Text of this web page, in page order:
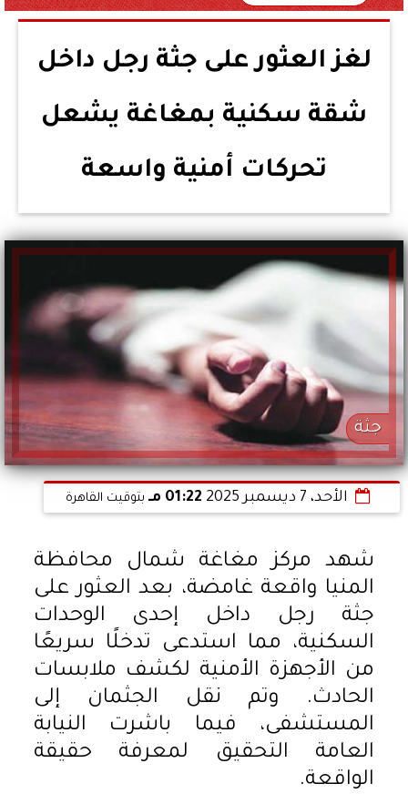
لغز العثور على جثة رجل داخل
شقة سكنية بمغاغة يشعل
تحركات أمنية واسعة
جثة
الأحد، 7 ديسمبر 2025 01:22 مـ بتوقيت القاهرة
شهد مركز مغاغة شمال محافظة
المنيا واقعة غامضة، بعد العثور على
جثة رجل داخل إحدى الوحدات
السكنية، مما استدعى تدخلًا سريعًا
من الأجهزة الأمنية لكشف ملابسات
الحادث. وتم نقل الجثمان إلى
المستشفى، فيما باشرت النيابة
العامة التحقيق لمعرفة حقيقة
الواقعة.